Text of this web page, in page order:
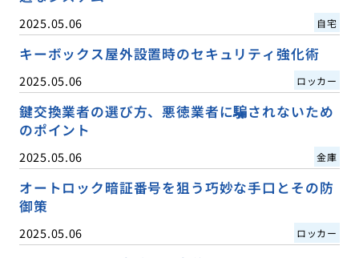
2025.05.06 自宅
キーボックス屋外設置時のセキュリティ強化術
2025.05.06 ロッカー
鍵交換業者の選び方、悪徳業者に騙されないため
のポイント
2025.05.06 金庫
オートロック暗証番号を狙う巧妙な手口とその防
御策
2025.05.06 ロッカー